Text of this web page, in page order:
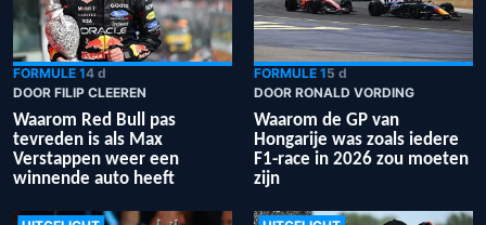
FORMULE 14 d
DOOR FILIP CLEEREN
Waarom Red Bull pas
tevreden is als Max
Verstappen weer een
winnende auto heeft
FORMULE 15 d
DOOR RONALD VORDING
Waarom de GP van
Hongarije was zoals iedere
F1-race in 2026 zou moeten
zijn